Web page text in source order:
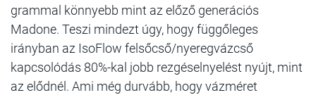
grammal könnyebb mint az előző generációs
Madone. Teszi mindezt úgy, hogy függőleges
irányban az IsoFlow felsőcső/nyeregvázcső
kapcsolódás 80%-kal jobb rezgéselnyelést nyújt, mint
az elődnél. Ami még durvább, hogy vázméret